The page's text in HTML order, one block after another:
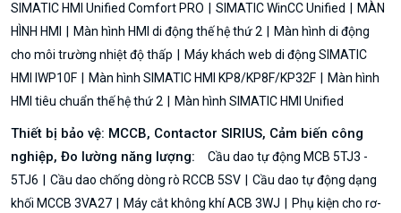
SIMATIC HMI Unified Comfort PRO
SIMATIC WinCC Unified
MÀN
HÌNH HMI
Màn hình HMI di động thế hệ thứ 2
Màn hình di động
cho môi trường nhiệt độ thấp
Máy khách web di động SIMATIC
HMI IWP10F
Màn hình SIMATIC HMI KP8/KP8F/KP32F
Màn hình
HMI tiêu chuẩn thế hệ thứ 2
Màn hình SIMATIC HMI Unified
Thiết bị bảo vệ: MCCB, Contactor SIRIUS, Cảm biến công
nghiệp, Đo lường năng lượng:
Cầu dao tự động MCB 5TJ3 -
5TJ6
Cầu dao chống dòng rò RCCB 5SV
Cầu dao tự động dạng
khối MCCB 3VA27
Máy cắt không khí ACB 3WJ
Phụ kiện cho rơ-